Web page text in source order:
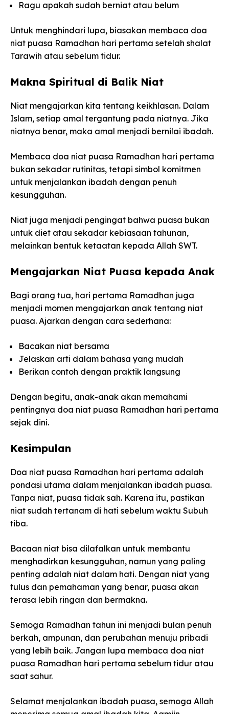
Ragu apakah sudah berniat atau belum
Untuk menghindari lupa, biasakan membaca doa
niat puasa Ramadhan hari pertama setelah shalat
Tarawih atau sebelum tidur.
Makna Spiritual di Balik Niat
Niat mengajarkan kita tentang keikhlasan. Dalam
Islam, setiap amal tergantung pada niatnya. Jika
niatnya benar, maka amal menjadi bernilai ibadah.
Membaca doa niat puasa Ramadhan hari pertama
bukan sekadar rutinitas, tetapi simbol komitmen
untuk menjalankan ibadah dengan penuh
kesungguhan.
Niat juga menjadi pengingat bahwa puasa bukan
untuk diet atau sekadar kebiasaan tahunan,
melainkan bentuk ketaatan kepada Allah SWT.
Mengajarkan Niat Puasa kepada Anak
Bagi orang tua, hari pertama Ramadhan juga
menjadi momen mengajarkan anak tentang niat
puasa. Ajarkan dengan cara sederhana:
Bacakan niat bersama
Jelaskan arti dalam bahasa yang mudah
Berikan contoh dengan praktik langsung
Dengan begitu, anak-anak akan memahami
pentingnya doa niat puasa Ramadhan hari pertama
sejak dini.
Kesimpulan
Doa niat puasa Ramadhan hari pertama adalah
pondasi utama dalam menjalankan ibadah puasa.
Tanpa niat, puasa tidak sah. Karena itu, pastikan
niat sudah tertanam di hati sebelum waktu Subuh
tiba.
Bacaan niat bisa dilafalkan untuk membantu
menghadirkan kesungguhan, namun yang paling
penting adalah niat dalam hati. Dengan niat yang
tulus dan pemahaman yang benar, puasa akan
terasa lebih ringan dan bermakna.
Semoga Ramadhan tahun ini menjadi bulan penuh
berkah, ampunan, dan perubahan menuju pribadi
yang lebih baik. Jangan lupa membaca doa niat
puasa Ramadhan hari pertama sebelum tidur atau
saat sahur.
Selamat menjalankan ibadah puasa, semoga Allah